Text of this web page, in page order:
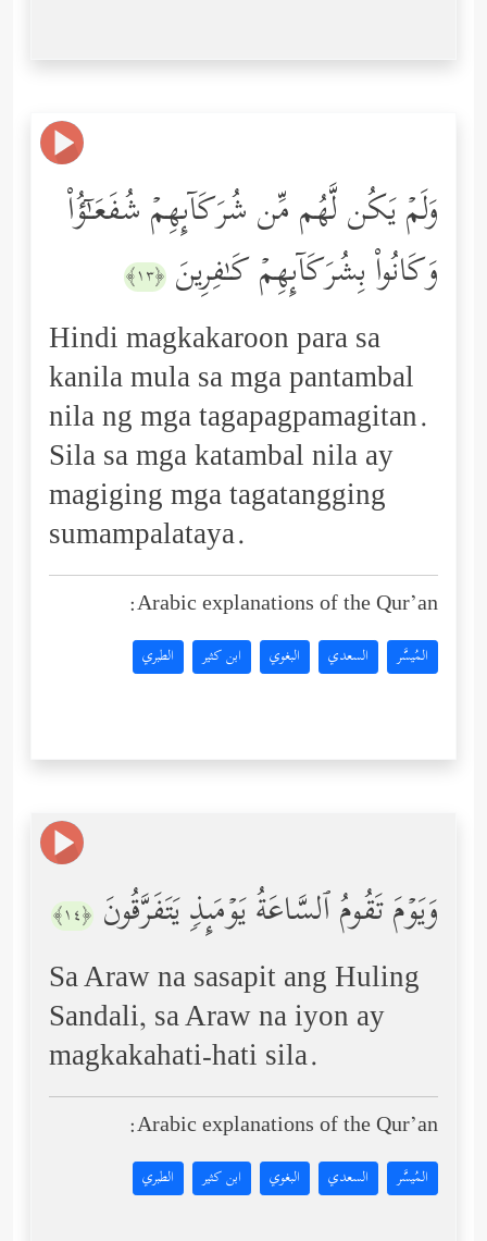
وَلَمۡ یَكُن لَّهُم مِّن شُرَكَاۤىِٕهِمۡ شُفَعَـٰۤؤُاْ
وَكَانُواْ بِشُرَكَاۤىِٕهِمۡ كَـٰفِرِینَ ﴿١٣﴾
Hindi magkakaroon para sa
kanila mula sa mga pantambal
nila ng mga tagapagpamagitan.
Sila sa mga katambal nila ay
magiging mga tagatangging
sumampalataya.
Arabic explanations of the Qur’an:
المُيسَّر السعدي البغوي ابن كثير الطبري
وَیَوۡمَ تَقُومُ ٱلسَّاعَةُ یَوۡمَىِٕذࣲ یَتَفَرَّقُونَ ﴿١٤﴾
Sa Araw na sasapit ang Huling
Sandali, sa Araw na iyon ay
magkakahati-hati sila.
Arabic explanations of the Qur’an:
المُيسَّر السعدي البغوي ابن كثير الطبري